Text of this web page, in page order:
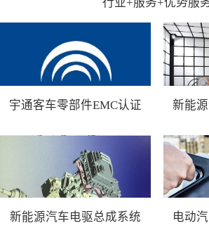
宇通客车零部件EMC认证
新能
新能源汽车电驱总成系统
电动